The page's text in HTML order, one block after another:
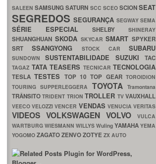
SALEENSAMSUNGSATURN SCC SCEO SCIONSEAT
SEGREDOSSEGURANÇA SEGWAYSEMA
SÉRIE ESPECIAL SHELBY SHINERAY
SHUANGHUAN SKODA SKYCARSMART SPYKER
SRTSSANGYONG STOCK CAR SUBARU
SUNDOWNSUSTENTABILIDADE SUZUKITAC
TAGAZ TATA TEASERS TECNICAR TECNOLOGIA
TESLATESTES TOP 10TOP GEARTOROIDION
TOURING SUPPERLEGGERA TOYOTATramontana
TRÂNSITOTRIDENT TRIONTROLLER TVVAUXHALL
VEECOVELOZZIVENCER VENDAS VENUCIAVERITAS
VIDEOS VOLKSWAGEN VOLVO
VULCA
WARTBURG WIESMANN WILLYS Wuling YAMAHA YEMA
YOGOMO ZAGATOZENVOZOTYE ZX AUTO